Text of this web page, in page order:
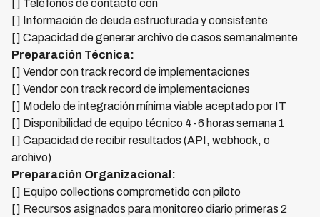
[ ] Teléfonos de contacto con
[ ] Información de deuda estructurada y consistente
[ ] Capacidad de generar archivo de casos semanalmente
Preparación Técnica:
[ ] Vendor con track record de implementaciones
[ ] Vendor con track record de implementaciones
[ ] Modelo de integración mínima viable aceptado por IT
[ ] Disponibilidad de equipo técnico 4-6 horas semana 1
[ ] Capacidad de recibir resultados (API, webhook, o
archivo)
Preparación Organizacional:
[ ] Equipo collections comprometido con piloto
[ ] Recursos asignados para monitoreo diario primeras 2